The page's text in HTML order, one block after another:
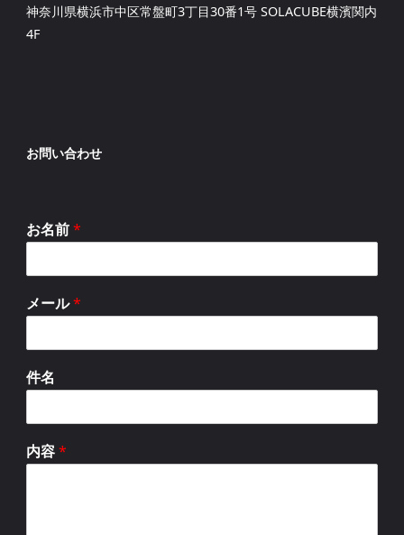
神奈川県横浜市中区常盤町3丁目30番1号 SOLACUBE横濱関内
4F
お問い合わせ
お名前*
メール*
件名
内容*